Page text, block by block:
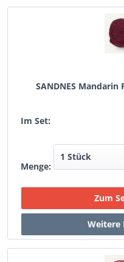
SANDNES
Im Set:
Menge: